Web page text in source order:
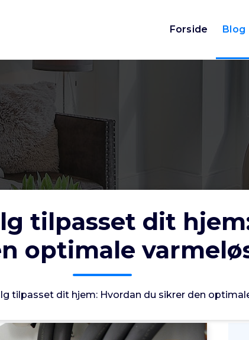
Forside Blog
tilpasset dit
optimale
tilpasset dit hjem: Hvordan du sikrer den